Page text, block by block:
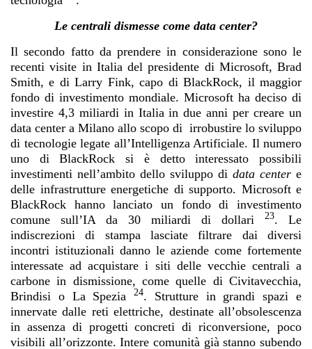
Le centrali dismesse come data center?
Il secondo fatto da prendere in considerazione sono le
recenti visite in Italia del presidente di Microsoft, Brad
Smith, e di Larry Fink, capo di BlackRock, il maggior
fondo di investimento mondiale. Microsoft ha deciso di
investire 4,3 miliardi in Italia in due anni per creare un
data center a Milano allo scopo di irrobustire lo sviluppo
di tecnologie legate all’Intelligenza Artificiale. Il numero
uno di BlackRock si è detto interessato possibili
investimenti nell’ambito dello sviluppo di data center e
delle infrastrutture energetiche di supporto. Microsoft e
BlackRock hanno lanciato un fondo di investimento
comune sull’IA da 30 miliardi di dollari
23. Le
indiscrezioni di stampa lasciate filtrare dai diversi
incontri istituzionali danno le aziende come fortemente
interessate ad acquistare i siti delle vecchie centrali a
carbone in dismissione, come quelle di Civitavecchia,
Brindisi o La Spezia24. Strutture in grandi spazi e
innervate dalle reti elettriche, destinate all’obsolescenza
in assenza di progetti concreti di riconversione, poco
visibili all’orizzonte. Intere comunità già stanno subendo